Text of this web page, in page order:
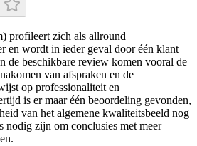
profileert zich als allround
en wordt in ieder geval door één klant
de beschikbare review komen vooral de
van afspraken en de
op professionaliteit en
is er maar één beoordeling gevonden,
van het algemene kwaliteitsbeeld nog
nodig zijn om conclusies met meer